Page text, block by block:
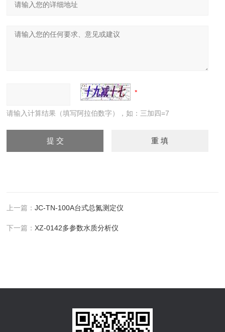
请输入计算结果（填写阿拉伯数字），如：三加四=7
上一篇：JC-TN-100A台式总氮测定仪
下一篇：XZ-0142多参数水质分析仪